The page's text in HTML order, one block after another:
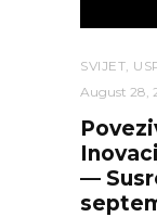
SVIJET
August 28,
—